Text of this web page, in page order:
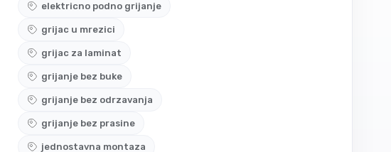
elektricno podno grijanje
grijac u mrezici
grijac za laminat
grijanje bez buke
grijanje bez odrzavanja
grijanje bez prasine
jednostavna montaza